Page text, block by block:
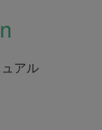
アル